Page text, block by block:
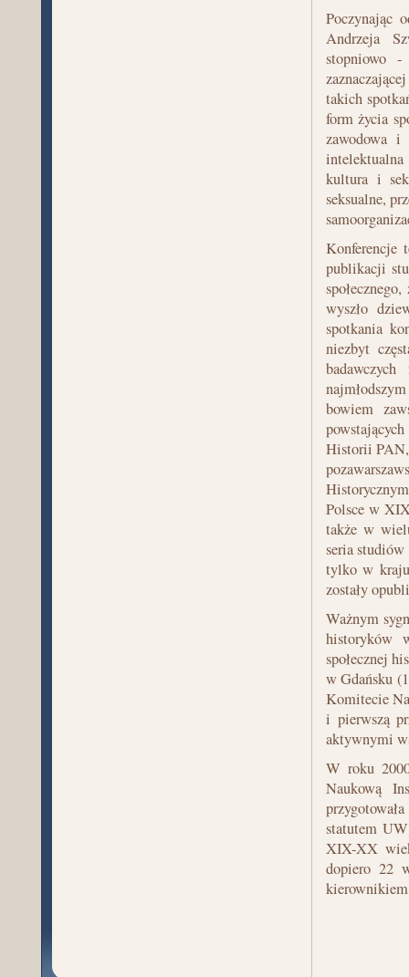
Poczynając
Andrzeja
stopniowo
takich
form życia
zawodowa i
kultura i
seksualne,
Konferencje
publikacji
wyszło
spotkania
niezbyt
bowiem
Historii PAN,
Polsce w
także w
seria studiów
tylko w
zostały
Ważnym
historyków
społecznej
w Gdańsku
Komitecie
i pierwszą
aktywnymi
W roku
Naukową
statutem
XIX-XX
dopiero 22
kierownikiem